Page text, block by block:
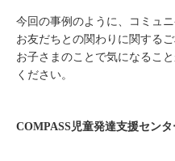
今回の事例のように、コミュ
お友だちとの関わりに関する
お子さまのことで気になるこ
ください。
COMPASS児童発達支援セン